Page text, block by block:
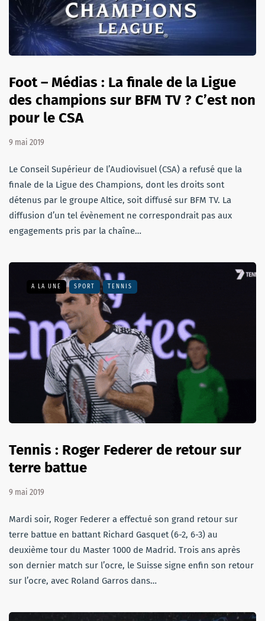
Foot – Médias : La finale de la Ligue
des champions sur BFM TV ? C’est non
pour le CSA
9 mai 2019
Le Conseil Supérieur de l’Audiovisuel (CSA) a refusé que la
finale de la Ligue des Champions, dont les droits sont
détenus par le groupe Altice, soit diffusé sur BFM TV. La
diffusion d’un tel évènement ne correspondrait pas aux
engagements pris par la chaîne…
A LA UNE SPORT TENNIS
Tennis : Roger Federer de retour sur
terre battue
9 mai 2019
Mardi soir, Roger Federer a effectué son grand retour sur
terre battue en battant Richard Gasquet (6-2, 6-3) au
deuxième tour du Master 1000 de Madrid. Trois ans après
son dernier match sur l’ocre, le Suisse signe enfin son retour
sur l’ocre, avec Roland Garros dans…